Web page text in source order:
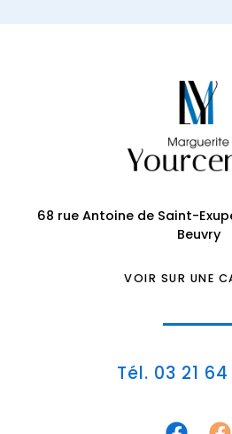
68 rue Antoine de Saint-
Beuvry
VOIR SUR UNE
Tél. 03 21